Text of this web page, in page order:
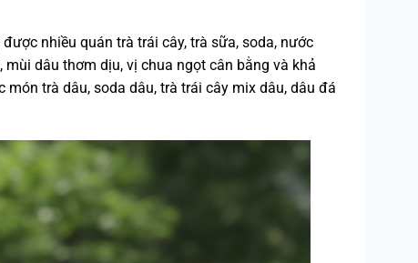
nhiều quán trà trái cây, trà sữa, soda, nước
dâu thơm dịu, vị chua ngọt cân bằng và khả
trà dâu, soda dâu, trà trái cây mix dâu, dâu đá